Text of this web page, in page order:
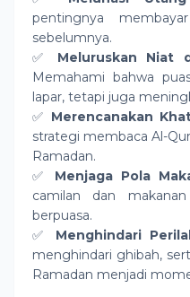
pentingnya
sebelumnya.
✅ Meluruskan Niat
Memahami bahwa
lapar, tetapi juga
✅ Merencanakan
strategi membaca Al-
Ramadan.
✅ Menjaga Pola
camilan dan
berpuasa.
✅ Menghindari
menghindari ghibah,
Ramadan menjadi